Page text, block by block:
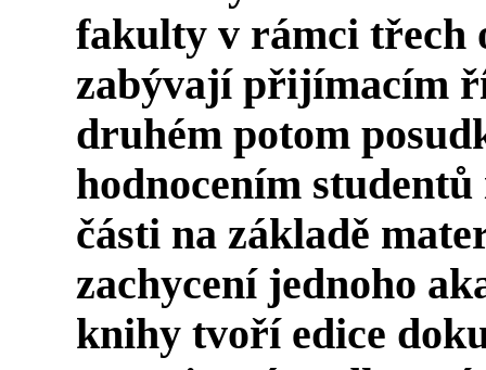
fakulty v rámci třech
zabývají přijímacím
druhém potom
hodnocením
části na základě
zachycení jednoho
knihy tvoří edice